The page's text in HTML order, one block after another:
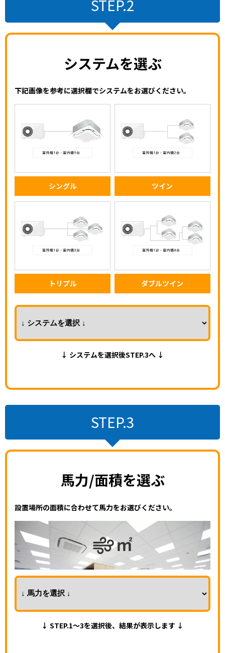
STEP.2
システムを選ぶ
下記画像を参考に選択欄でシステムをお選びください。
シングル ツイン
トリプル ダブルツイン
↓ システムを選択後STEP.3へ ↓
STEP.3
馬力/面積を選ぶ
設置場所の面積に合わせて馬力をお選びください。
↓ STEP.1～3を選択後、結果が表示します ↓